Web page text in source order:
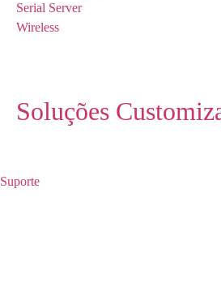
Serial Server
Wireless
Soluções
Suporte